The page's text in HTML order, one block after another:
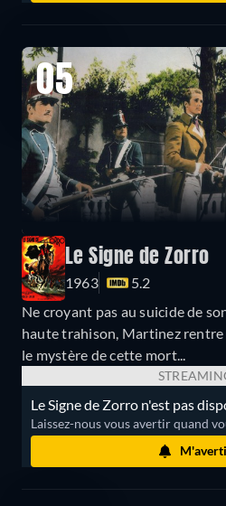
05
Le Signe de Zorro
1963
5.2
Ne croyant pas au suicide de
haute trahison, Martinez
le mystère de cette mort...
Le Signe de Zorro n'est pas
Laissez-nous vous avertir quand